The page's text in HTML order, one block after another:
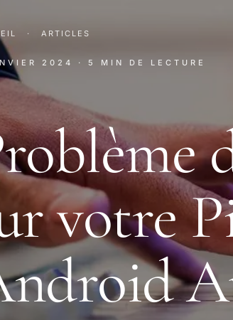
· ARTICLES
2024 · 5 MIN DE LECTURE
votre